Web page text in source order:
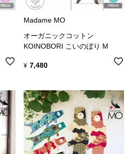
Madame MO
オーガニックコットン
KOINOBORI こいのぼり M
¥ 7,480